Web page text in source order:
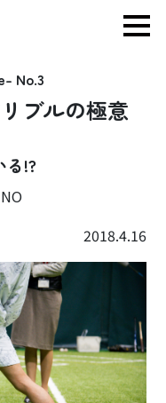
No.3
ブルの極意
る!?
2018.4.16